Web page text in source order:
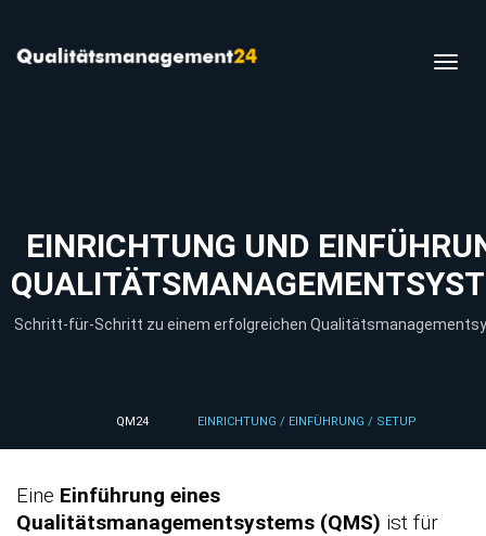
EINRICHTUNG UND
Schritt-für-Schritt zu einem erfolgreichen
QM24 EINRICHTUNG / EINFÜHRUNG / SETUP
Eine Einführung eines
Qualitätsmanagementsystems (QMS) ist für